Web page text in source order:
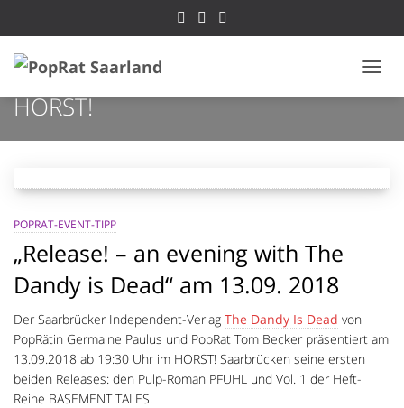
HORST!
POPRAT-EVENT-TIPP
„Release! – an evening with The
Dandy is Dead“ am 13.09. 2018
Der Saarbrücker Independent-Verlag The Dandy Is Dead von
PopRätin Germaine Paulus und PopRat Tom Becker präsentiert am
13.09.2018 ab 19:30 Uhr im HORST! Saarbrücken seine ersten
beiden Releases: den Pulp-Roman PFUHL und Vol. 1 der Heft-
Reihe BASEMENT TALES.